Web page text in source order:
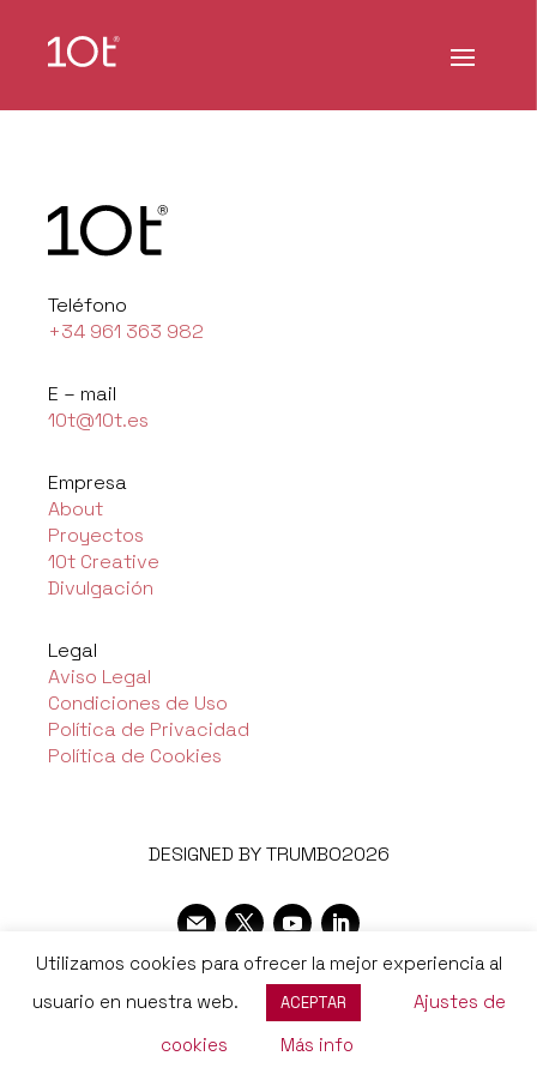
Teléfono
+34 961 363 982
E – mail
10t@10t.es
Empresa
About
Proyectos
10t Creative
Divulgación
Legal
Aviso Legal
Condiciones de Uso
Política de Privacidad
Política de Cookies
DESIGNED BY TRUMBO2026
Utilizamos cookies para ofrecer la mejor experiencia al
usuario en nuestra web.
ACEPTAR
Ajustes de
cookies
Más info